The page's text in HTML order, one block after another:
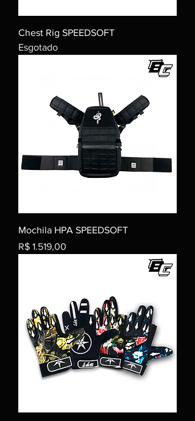
Chest Rig SPEEDSOFT
Esgotado
Mochila HPA SPEEDSOFT
Preço
R$ 1.519,00